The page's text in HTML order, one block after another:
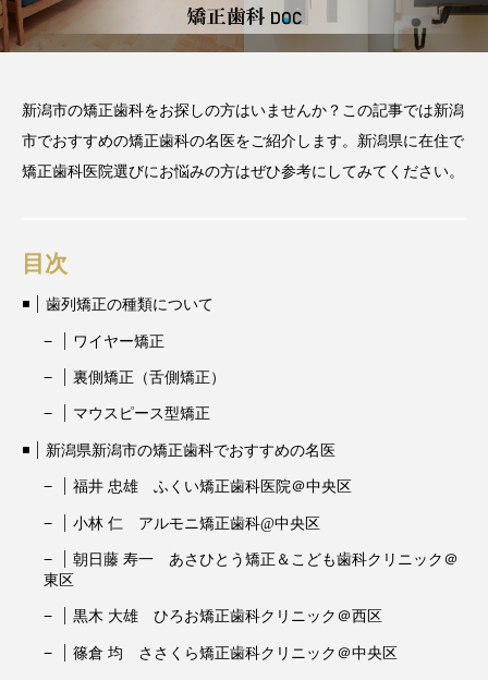
注目のトピック
おすすめ名医一覧 コラム
マウスピース矯正 治療
新潟市の矯正歯科をお探しの方はいませんか？この記事では新潟
市でおすすめの矯正歯科の名医をご紹介します。新潟県に在住で
矯正歯科医院選びにお悩みの方はぜひ参考にしてみてください。
目次
歯列矯正の種類について
ワイヤー矯正
裏側矯正（舌側矯正）
マウスピース型矯正
新潟県新潟市の矯正歯科でおすすめの名医
福井 忠雄 ふくい矯正歯科医院＠中央区
小林 仁 アルモニ矯正歯科@中央区
朝日藤 寿一 あさひとう矯正＆こども歯科クリニック＠
東区
黒木 大雄 ひろお矯正歯科クリニック＠西区
篠倉 均 ささくら矯正歯科クリニック＠中央区